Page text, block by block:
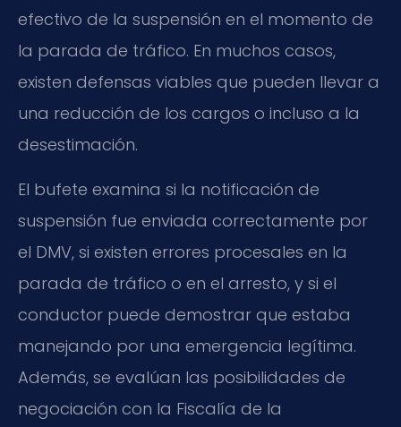
efectivo de la suspensión en el momento de
la parada de tráfico. En muchos casos,
existen defensas viables que pueden llevar a
una reducción de los cargos o incluso a la
desestimación.
El bufete examina si la notificación de
suspensión fue enviada correctamente por
el DMV, si existen errores procesales en la
parada de tráfico o en el arresto, y si el
conductor puede demostrar que estaba
manejando por una emergencia legítima.
Además, se evalúan las posibilidades de
negociación con la Fiscalía de la